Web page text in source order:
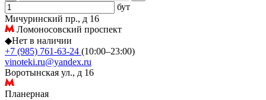
бут
Мичуринский пр., д 16
Ломоносовский проспект
◆Нет в наличии
+7 (985) 761-63-24 (10:00–23:00)
vinoteki.ru@yandex.ru
Воротынская ул., д 16
Планерная